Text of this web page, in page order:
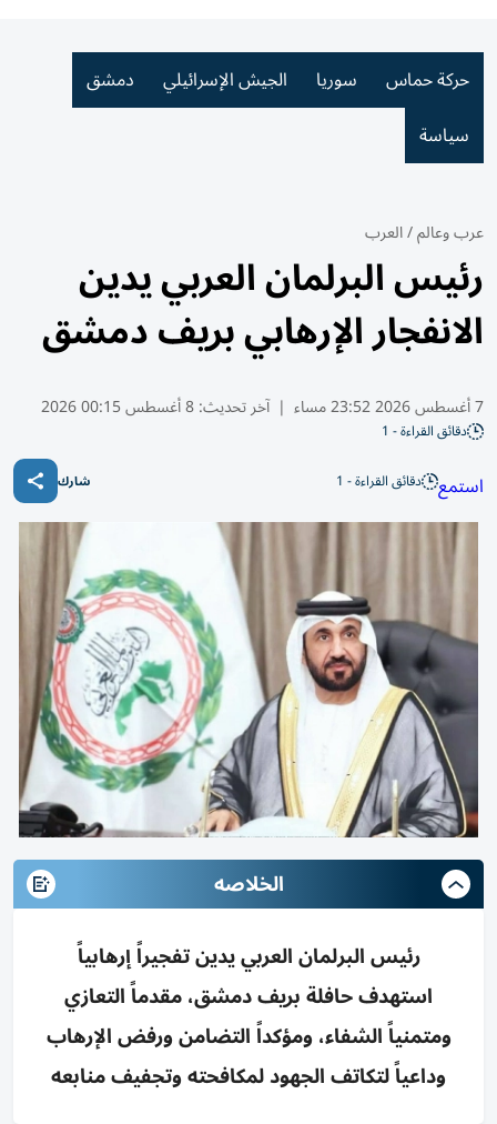
حركة حماس سوريا الجيش الإسرائيلي
دمشق
سياسة
عرب وعالم/العرب
رئيس البرلمان العربي يدين
الانفجار الإرهابي بريف دمشق
7 أغسطس 2026 23:52 مساء | آخر تحديث:8 أغسطس 00:15 2026
دقائق القراءة - 1
استمع دقائق القراءة - 1 شارك
الخلاصه
رئيس البرلمان العربي يدين تفجيراً إرهابياً
استهدف حافلة بريف دمشق، مقدماً التعازي
ومتمنياً الشفاء، ومؤكداً التضامن ورفض الإرهاب
وداعياً لتكاتف الجهود لمكافحته وتجفيف منابعه